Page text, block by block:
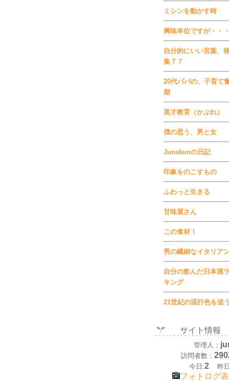
ミシンを動かす時
興味本位ですが・・・
自分的にいい言葉、
集７７
20代パパの、子育て
期
英才教育（かぶれ）
僕の思う、男と女
Junskunの日記
印象をのこすもの
ふわっと生きる
甘味屋さん
この食材！
男の繊細なイタリア
自分の飲んだ日本酒
キング
21世紀の流行色を追う
サイト情報
管理人：
訪問者数：
今日:2 昨
フォトログ